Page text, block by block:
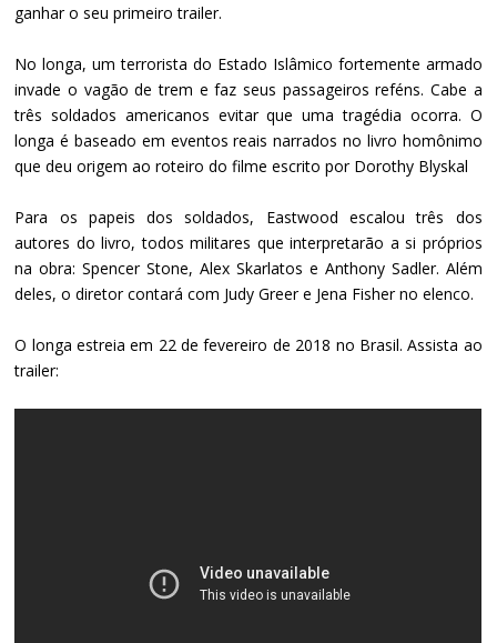
ganhar o seu primeiro trailer.
No longa, um terrorista do Estado Islâmico fortemente armado
invade o vagão de trem e faz seus passageiros reféns. Cabe a
três soldados americanos evitar que uma tragédia ocorra. O
longa é baseado em eventos reais narrados no livro homônimo
que deu origem ao roteiro do filme escrito por Dorothy Blyskal
Para os papeis dos soldados, Eastwood escalou três dos
autores do livro, todos militares que interpretarão a si próprios
na obra: Spencer Stone, Alex Skarlatos e Anthony Sadler. Além
deles, o diretor contará com Judy Greer e Jena Fisher no elenco.
O longa estreia em 22 de fevereiro de 2018 no Brasil. Assista ao
trailer: